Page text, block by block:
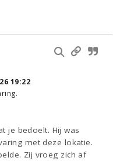
19:22
je bedoelt. Hij was
met deze lokatie.
Zij vroeg zich af